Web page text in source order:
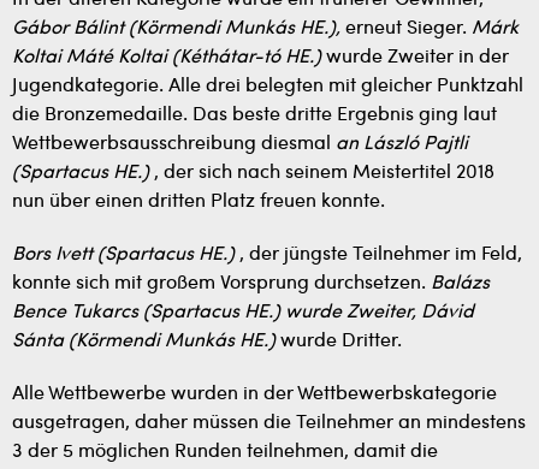
Gábor Bálint (Körmendi Munkás HE.), erneut Sieger. Márk
Koltai Máté Koltai (Kéthátar-tó HE.)wurde Zweiter in der
Jugendkategorie. Alle drei belegten mit gleicher Punktzahl
die Bronzemedaille. Das beste dritte Ergebnis ging laut
Wettbewerbsausschreibung diesmal an László Pajtli
(Spartacus HE.), der sich nach seinem Meistertitel 2018
nun über einen dritten Platz freuen konnte.
Bors Ivett (Spartacus HE.), der jüngste Teilnehmer im Feld,
konnte sich mit großem Vorsprung durchsetzen. Balázs
Bence Tukarcs (Spartacus HE.) wurde Zweiter, Dávid
Sánta (Körmendi Munkás HE.)wurde Dritter.
Alle Wettbewerbe wurden in der Wettbewerbskategorie
ausgetragen, daher müssen die Teilnehmer an mindestens
3 der 5 möglichen Runden teilnehmen, damit die